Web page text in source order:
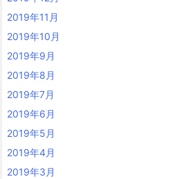
2019年11月
2019年10月
2019年9月
2019年8月
2019年7月
2019年6月
2019年5月
2019年4月
2019年3月